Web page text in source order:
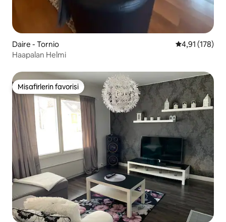
Daire - Tornio 5 üzerinden
4,91 (178)
Haapalan Helmi
Misafirlerin favorisi
Misafirlerin favorisi